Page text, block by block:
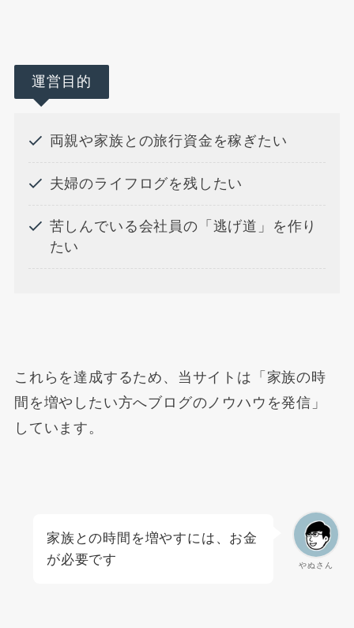
運営目的
両親や家族との旅行資金を稼ぎたい
夫婦のライフログを残したい
苦しんでいる会社員の「逃げ道」を作り
たい
これらを達成するため、当サイトは「家族の時
間を増やしたい方へブログのノウハウを発信」
しています。
やぬさん
家族との時間を増やすには、お金
が必要です